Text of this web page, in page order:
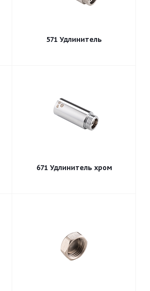
571 Удлинитель
671 Удлинитель хром